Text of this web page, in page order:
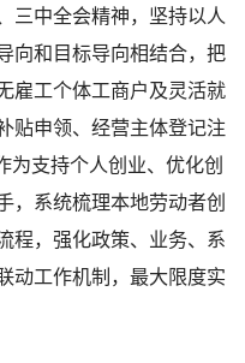
三中全会精神，坚持以人
向和目标导向相结合，把
雇工个体工商户及灵活就
贴申领、经营主体登记注
为支持个人创业、优化创
，系统梳理本地劳动者创
程，强化政策、业务、系
动工作机制，最大限度实